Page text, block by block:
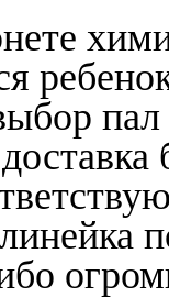
пал